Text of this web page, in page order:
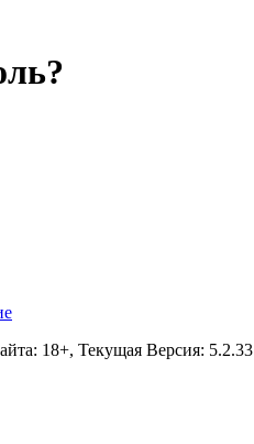
18+, Текущая Версия: 5.2.33